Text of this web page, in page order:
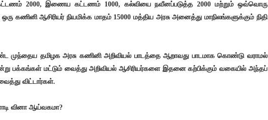
2000, இணைய கட்டணம் 1000, கல்வியை நவீனப்படுத்த 2000 மற்றும் ஒவ்வொரு
கணினி ஆசிரியர் நியமிக்க மாதம் 15000 மத்திய அரசு அனைத்து மாநிலங்களுக்கும் நிதி
தமிழக அரசு கணினி அறிவியல் பாடத்தை ஆறாவது பாடமாக கொண்டு வராமல்
பக்கங்கள் மட்டும் வைத்து அறிவியல் ஆசிரியர்களை இதனை கற்பிக்கும் வகையில் அந்தப்
வைத்து விட்டார்கள்.
வினா ஆய்வகமா?